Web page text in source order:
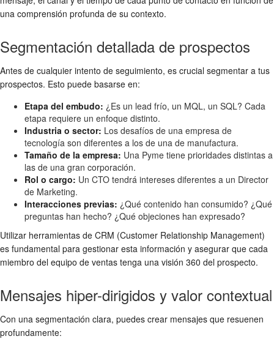
una comprensión profunda de su contexto.
Segmentación detallada de prospectos
Antes de cualquier intento de seguimiento, es crucial segmentar a tus
prospectos. Esto puede basarse en:
Etapa del embudo: ¿Es un lead frío, un MQL, un SQL? Cada
etapa requiere un enfoque distinto.
Industria o sector: Los desafíos de una empresa de
tecnología son diferentes a los de una de manufactura.
Tamaño de la empresa: Una Pyme tiene prioridades distintas a
las de una gran corporación.
Rol o cargo: Un CTO tendrá intereses diferentes a un Director
de Marketing.
Interacciones previas: ¿Qué contenido han consumido? ¿Qué
preguntas han hecho? ¿Qué objeciones han expresado?
Utilizar herramientas de CRM (Customer Relationship Management)
es fundamental para gestionar esta información y asegurar que cada
miembro del equipo de ventas tenga una visión 360 del prospecto.
Mensajes hiper-dirigidos y valor contextual
Con una segmentación clara, puedes crear mensajes que resuenen
profundamente: